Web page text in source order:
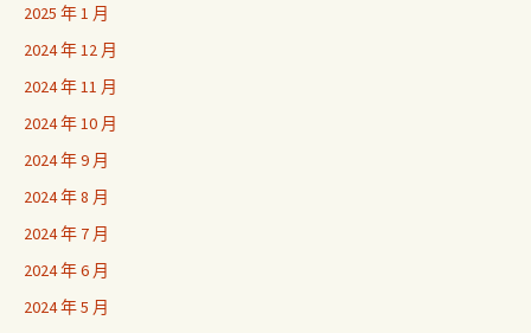
2025 年 1 月
2024 年 12 月
2024 年 11 月
2024 年 10 月
2024 年 9 月
2024 年 8 月
2024 年 7 月
2024 年 6 月
2024 年 5 月